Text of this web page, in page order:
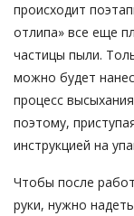
происходит
отлипа» все еще
частицы пыли.
можно будет
процесс
поэтому,
инструкцией на
Чтобы после
руки, нужно